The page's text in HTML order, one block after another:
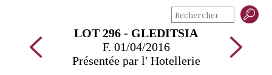
LOT 296 - GLEDITSIA
F. 01/04/2016
Présentée par l' Hotellerie